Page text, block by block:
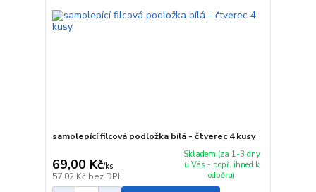
samolepící filcová podložka bílá - čtverec 4 kusy
69,00 Kč/ks
57,02 Kč bez DPH
Skladem (za 1-3 dny
u Vás - popř. ihned k
odběru)